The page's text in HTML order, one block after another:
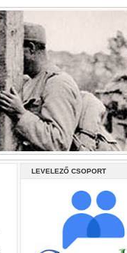
LEVELEZŐ CSOPORT